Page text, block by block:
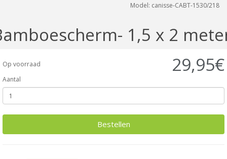
Model: canisse-CABT-1530/218
1,5 x 2
Op voorraad 29,95€
Aantal
Bestellen